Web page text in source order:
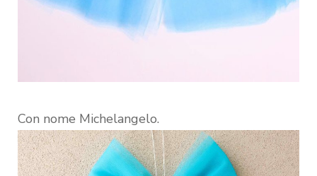
Con nome Michelangelo.